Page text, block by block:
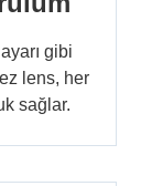
gibi
lens, her
sağlar.